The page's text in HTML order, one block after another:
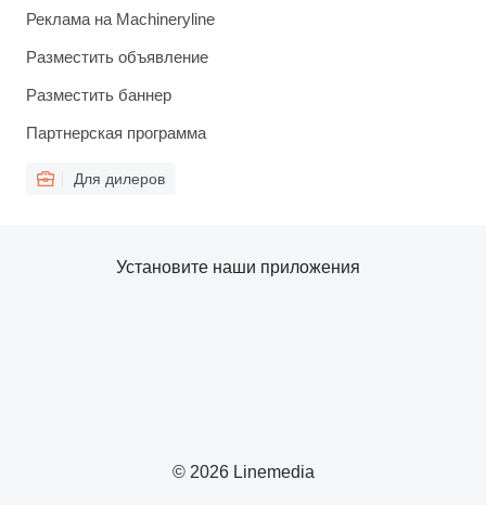
Реклама на Machineryline
Разместить объявление
Разместить баннер
Партнерская программа
Для дилеров
© 2026 Linemedia
Установите наши приложения